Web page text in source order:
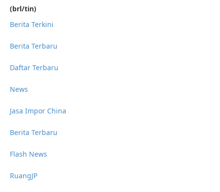
(brl/tin)
Berita Terkini
Berita Terbaru
Daftar Terbaru
News
Jasa Impor China
Berita Terbaru
Flash News
RuangJP